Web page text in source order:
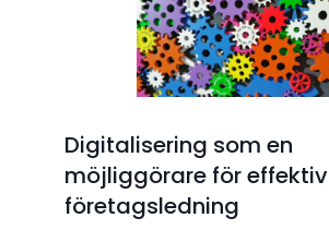
Digitalisering som en
möjliggörare för effektiv
företagsledning